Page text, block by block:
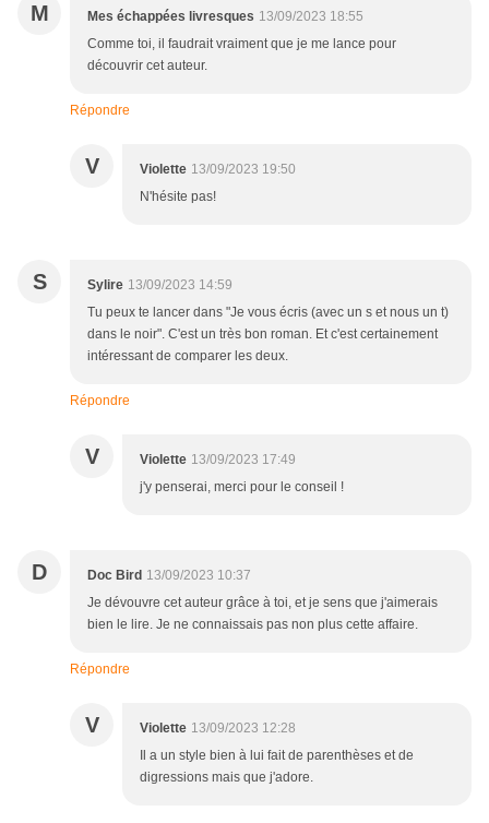
M Mes échappées livresques 13/09/2023 18:55
Comme toi, il faudrait vraiment que je me lance pour
découvrir cet auteur.
Répondre
V Violette 13/09/2023 19:50
N'hésite pas!
S Sylire 13/09/2023 14:59
Tu peux te lancer dans "Je vous écris (avec un s et nous un t)
dans le noir". C'est un très bon roman. Et c'est certainement
intéressant de comparer les deux.
Répondre
V Violette 13/09/2023 17:49
j'y penserai, merci pour le conseil !
D Doc Bird 13/09/2023 10:37
Je dévouvre cet auteur grâce à toi, et je sens que j'aimerais
bien le lire. Je ne connaissais pas non plus cette affaire.
Répondre
V Violette 13/09/2023 12:28
Il a un style bien à lui fait de parenthèses et de
digressions mais que j'adore.